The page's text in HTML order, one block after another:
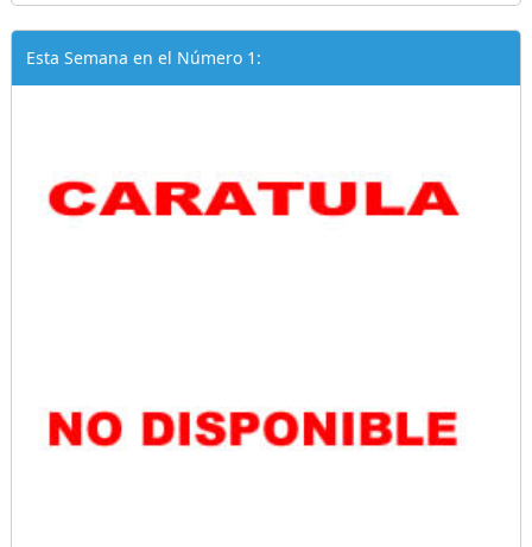
Esta Semana en el Número 1: